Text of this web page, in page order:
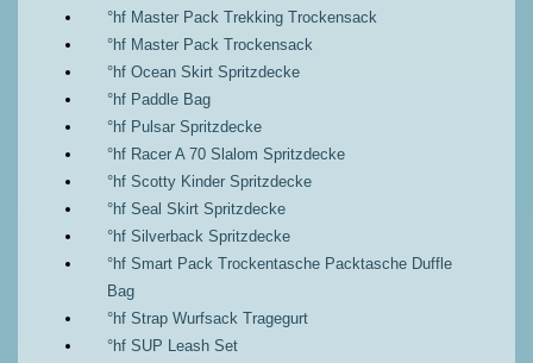
°hf Master Pack Trekking Trockensack
°hf Master Pack Trockensack
°hf Ocean Skirt Spritzdecke
°hf Paddle Bag
°hf Pulsar Spritzdecke
°hf Racer A 70 Slalom Spritzdecke
°hf Scotty Kinder Spritzdecke
°hf Seal Skirt Spritzdecke
°hf Silverback Spritzdecke
°hf Smart Pack Trockentasche Packtasche Duffle
Bag
°hf Strap Wurfsack Tragegurt
°hf SUP Leash Set